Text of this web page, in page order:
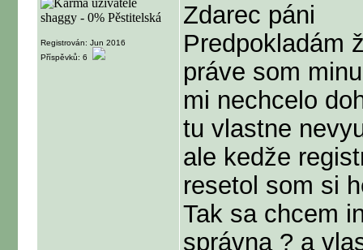
Registrován: Jun 2016
Příspěvků: 6
Zdarec páni
Predpokladám
práve som
mi nechcelo
tu vlastne
ale kedže
resetol som si
Tak sa chcem
správna ? a